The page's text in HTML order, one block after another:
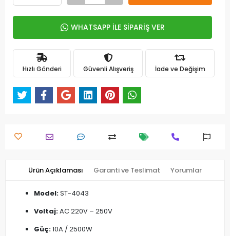
WHATSAPP İLE SİPARİŞ VER
Hızlı Gönderi Güvenli Alışveriş İade ve Değişim
Ürün Açıklaması Garanti ve Teslimat Yorumlar
Model:ST-4043
Voltaj:AC 220V – 250V
Güç:10A / 2500W